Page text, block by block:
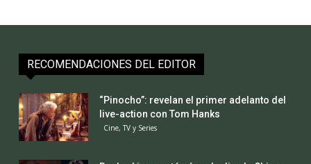
RECOMENDACIONES DEL EDITOR
“Pinocho”: revelan el primer adelanto del
live-action con Tom Hanks
Cine, TV y Series